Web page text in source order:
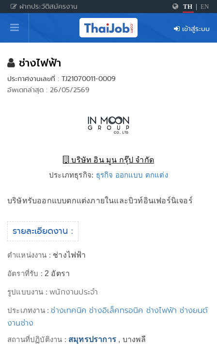
ฝากประวัติสมัครงาน TH EN
หน้าหลัก
ผู้สมัครงาน: เข้าสู่ระบบ
ฝากประวัติสมัครงาน
เกร็ดความรู้
สำหรับผู้ประกอบการ
เข้าสู่ระบบ
ช่างไฟฟ้า
ประกาศงานเลขที่ : TJ21070011-0009
อัพเดทล่าสุด : 26/05/2569
บริษัท อิน มูน กรุ๊ป จำกัด
ประเภทธุรกิจ: ธุรกิจ ออกแบบ ตกแต่ง
บริษัทรับออกแบบตกแต่งภายในและบิวท์อินเฟอร์นิเจอร์
รายละเอียดงาน :
ตำแหน่งงาน : ช่างไฟฟ้า
อัตราที่รับ : 2 อัตรา
รูปแบบงาน :พนักงานประจำ
ประเภทงาน :ช่างเทคนิค ช่างอิเล็คทรอนิค ช่างไฟฟ้า ช่างยนต์
งานช่าง
สถานที่ปฏิบัติงาน : สมุทรปราการ , บางพลี